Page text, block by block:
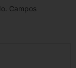
Campos